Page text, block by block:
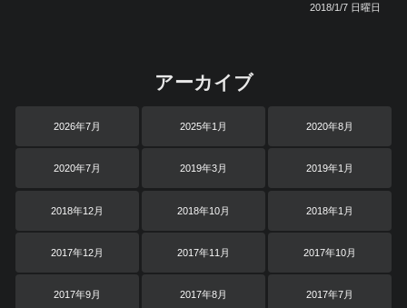
2018/1/7 日曜日
アーカイブ
2026年7月 2025年1月 2020年8月
2020年7月 2019年3月 2019年1月
2018年12月 2018年10月 2018年1月
2017年12月 2017年11月 2017年10月
2017年9月 2017年8月 2017年7月